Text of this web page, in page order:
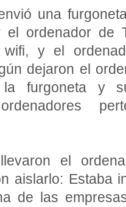
una
el ordenador de
y el
dejaron el
la furgoneta y
el
aislarlo: Estaba
de las